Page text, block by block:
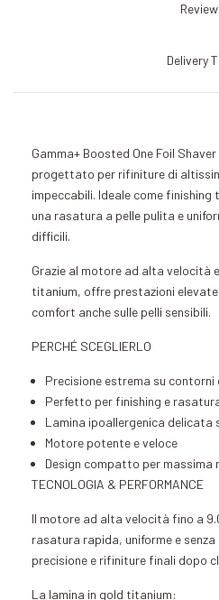
Delivery
Gamma+ Boosted One Foil
progettato per rifiniture di
impeccabili. Ideale come
una rasatura a pelle pulita e
difficili.
Grazie al motore ad alta velocità
titanium, offre prestazioni
comfort anche sulle pelli sensibili.
PERCHÉ SCEGLIERLO
Precisione estrema su
Perfetto per finishing e
Lamina ipoallergenica delicata
Motore potente e veloce
Design compatto per massima
TECNOLOGIA & PERFORMANCE
Il motore ad alta velocità fino a
rasatura rapida, uniforme e
precisione e rifiniture finali dopo
La lamina in gold titanium: